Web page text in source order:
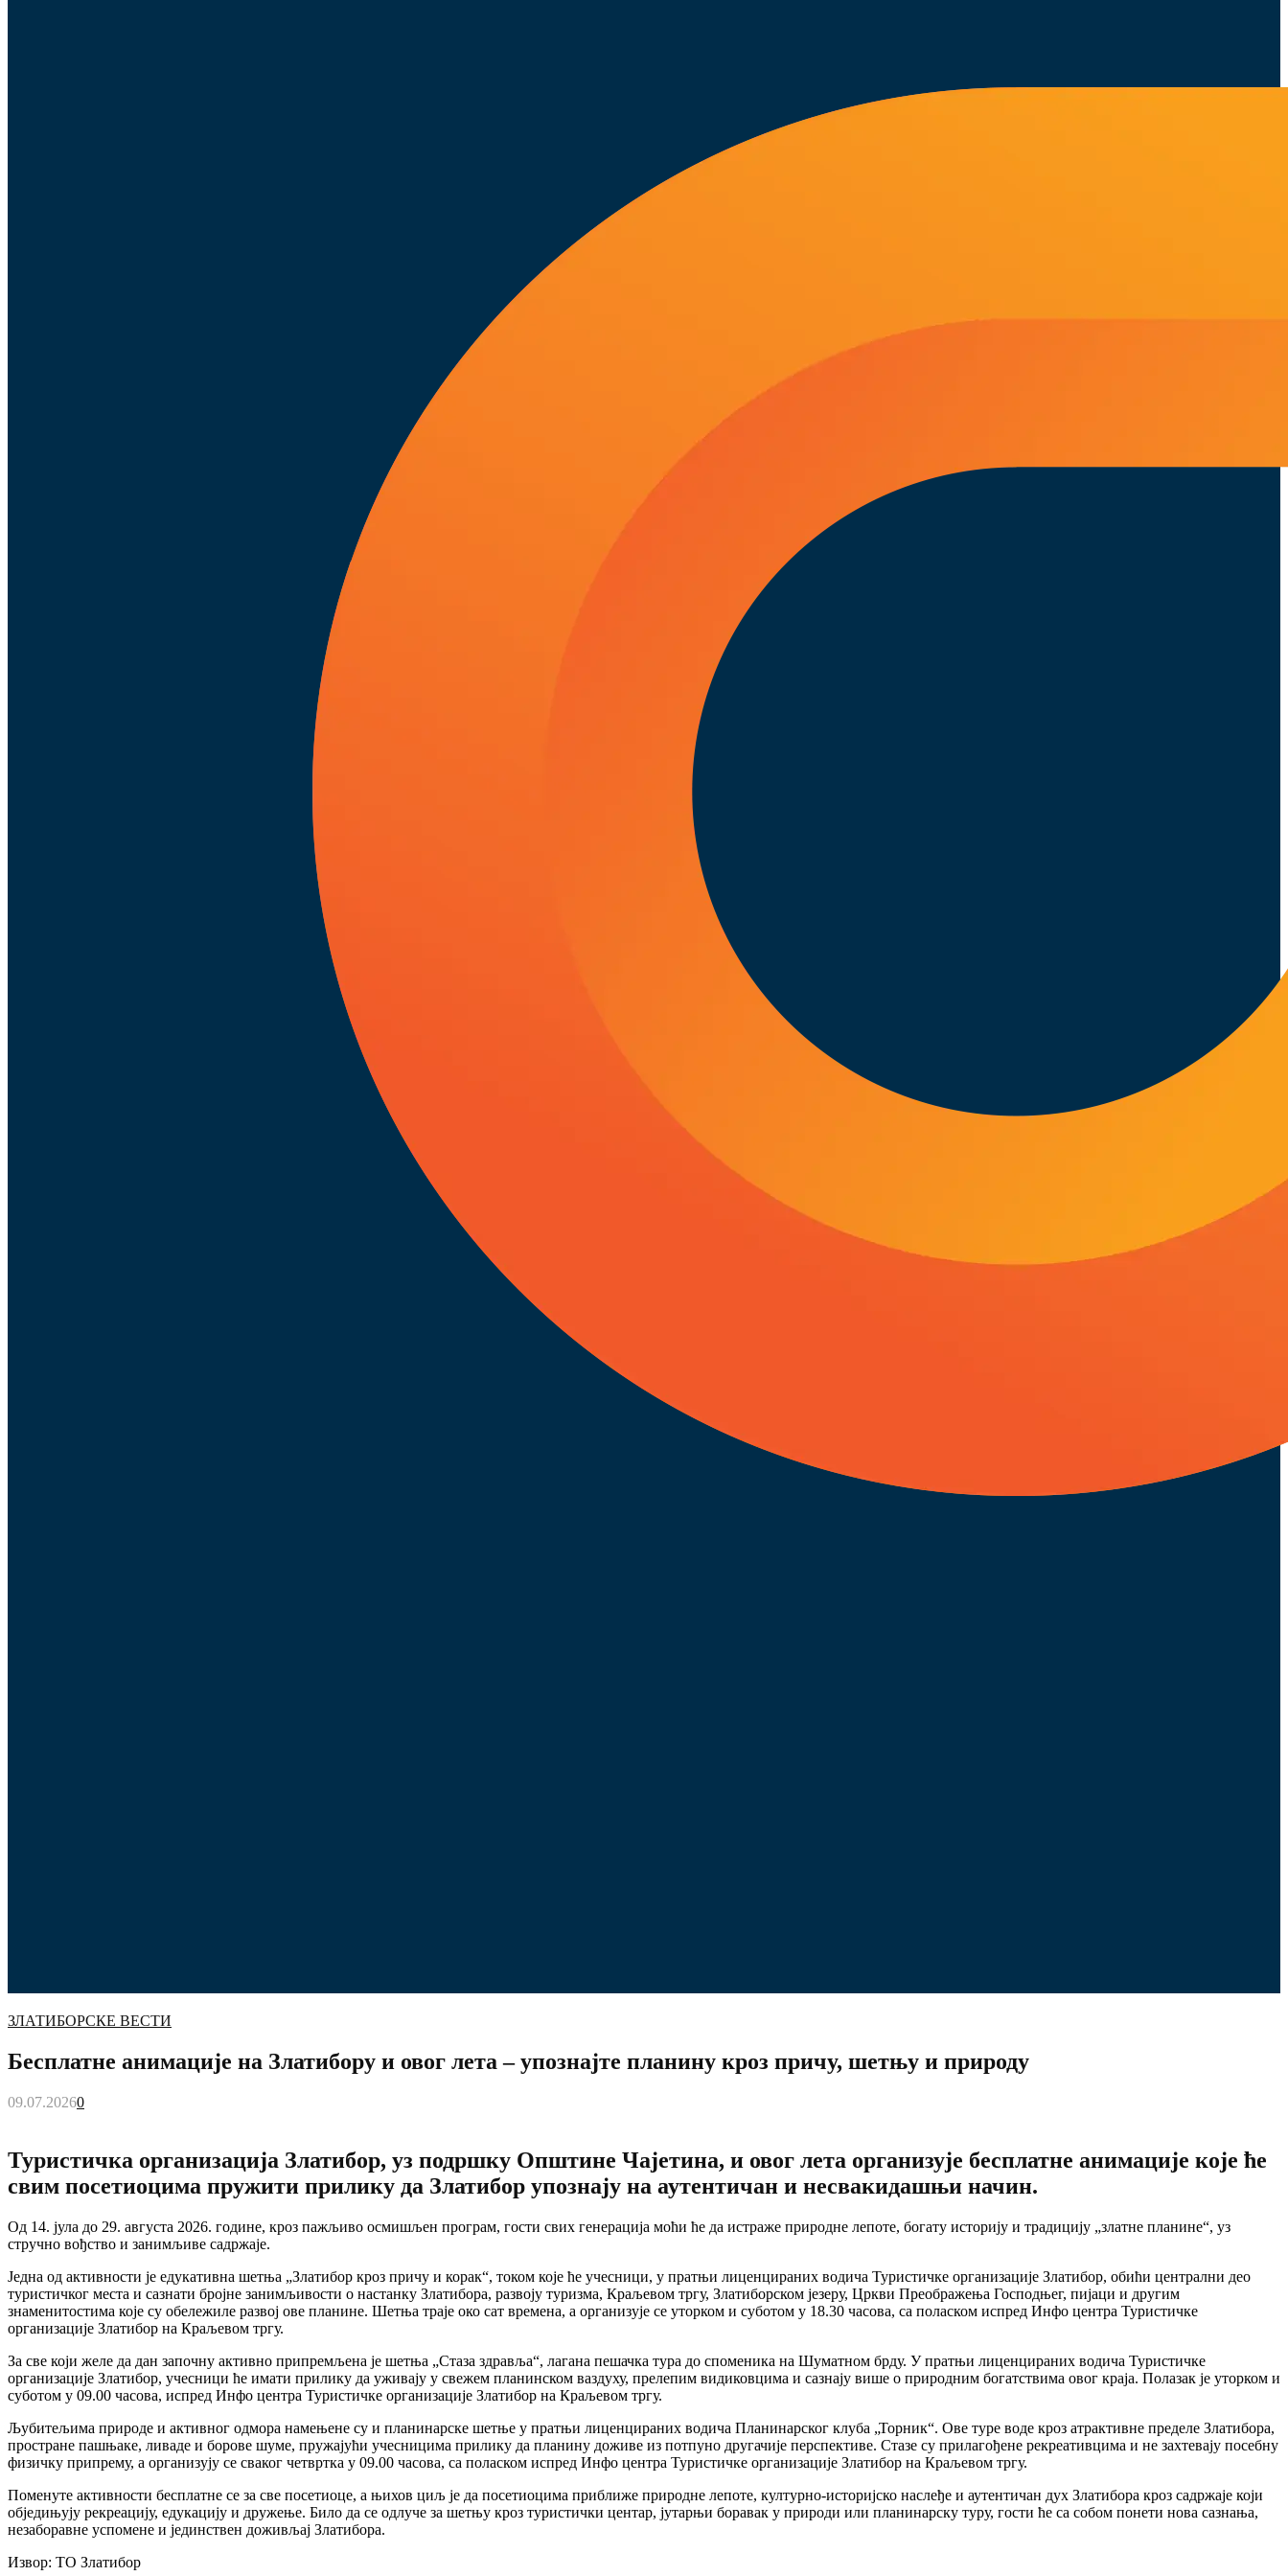
ЗЛАТИБОРСКЕ ВЕСТИ
Бесплатне анимације на Златибору и овог лета – упознајте планину кроз причу, шетњу и природу
09.07.20260
Туристичка организација Златибор, уз подршку Општине Чајетина, и овог лета организује бесплатне анимације које ће
свим посетиоцима пружити прилику да Златибор упознају на аутентичан и несвакидашњи начин.
Од 14. јула до 29. августа 2026. године, кроз пажљиво осмишљен програм, гости свих генерација моћи ће да истраже природне лепоте, богату историју и традицију „златне планине“, уз
стручно вођство и занимљиве садржаје.
Једна од активности је едукативна шетња „Златибор кроз причу и корак“, током које ће учесници, у пратњи лиценцираних водича Туристичке организације Златибор, обићи централни део
туристичког места и сазнати бројне занимљивости о настанку Златибора, развоју туризма, Краљевом тргу, Златиборском језеру, Цркви Преображења Господњег, пијаци и другим
знаменитостима које су обележиле развој ове планине. Шетња траје око сат времена, а организује се уторком и суботом у 18.30 часова, са поласком испред Инфо центра Туристичке
организације Златибор на Краљевом тргу.
За све који желе да дан започну активно припремљена је шетња „Стаза здравља“, лагана пешачка тура до споменика на Шуматном брду. У пратњи лиценцираних водича Туристичке
организације Златибор, учесници ће имати прилику да уживају у свежем планинском ваздуху, прелепим видиковцима и сазнају више о природним богатствима овог краја. Полазак је уторком и
суботом у 09.00 часова, испред Инфо центра Туристичке организације Златибор на Краљевом тргу.
Љубитељима природе и активног одмора намењене су и планинарске шетње у пратњи лиценцираних водича Планинарског клуба „Торник“. Ове туре воде кроз атрактивне пределе Златибора,
простране пашњаке, ливаде и борове шуме, пружајући учесницима прилику да планину доживе из потпуно другачије перспективе. Стазе су прилагођене рекреативцима и не захтевају посебну
физичку припрему, а организују се сваког четвртка у 09.00 часова, са поласком испред Инфо центра Туристичке организације Златибор на Краљевом тргу.
Поменуте активности бесплатне се за све посетиоце, а њихов циљ је да посетиоцима приближе природне лепоте, културно-историјско наслеђе и аутентичан дух Златибора кроз садржаје који
обједињују рекреацију, едукацију и дружење. Било да се одлуче за шетњу кроз туристички центар, јутарњи боравак у природи или планинарску туру, гости ће са собом понети нова сазнања,
незаборавне успомене и јединствен доживљај Златибора.
Извор: ТО Златибор